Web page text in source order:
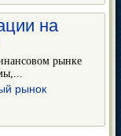
на
рынке
рынок